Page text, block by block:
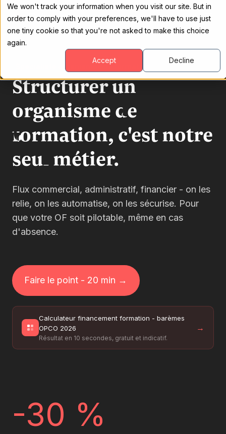
We won't track your information when you visit our site. But in
order to comply with your preferences, we'll have to use just
one tiny cookie so that you're not asked to make this choice
again.
Accept Decline
Spécialiste organismes de formation
Structurer un
organisme de
formation, c'est notre
seul métier.
Flux commercial, administratif, financier - on les
relie, on les automatise, on les sécurise. Pour
que votre OF soit pilotable, même en cas
d'absence.
Faire le point - 20 min →
Calculateur financement formation - barèmes
OPCO 2026
Résultat en 10 secondes, gratuit et indicatif.
→
-30 %